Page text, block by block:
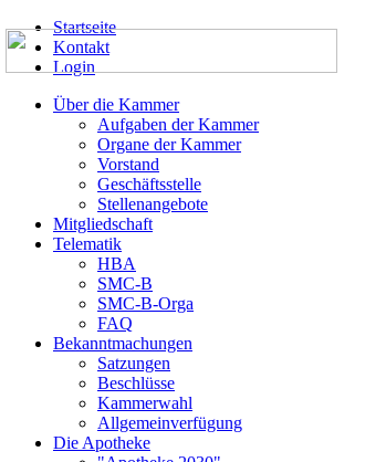
Startseite
Kontakt
Login
Über die Kammer
Aufgaben der Kammer
Organe der Kammer
Vorstand
Geschäftsstelle
Stellenangebote
Mitgliedschaft
Telematik
HBA
SMC-B
SMC-B-Orga
FAQ
Bekanntmachungen
Satzungen
Beschlüsse
Kammerwahl
Allgemeinverfügung
Die Apotheke